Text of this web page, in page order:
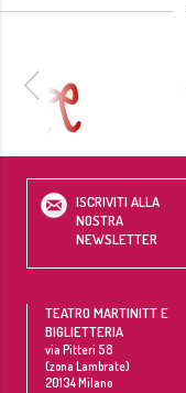
ISCRIVITI ALLA
NOSTRA
NEWSLETTER
TEATRO MARTINITT E
BIGLIETTERIA
via Pitteri 58
(zona Lambrate)
20134Milano